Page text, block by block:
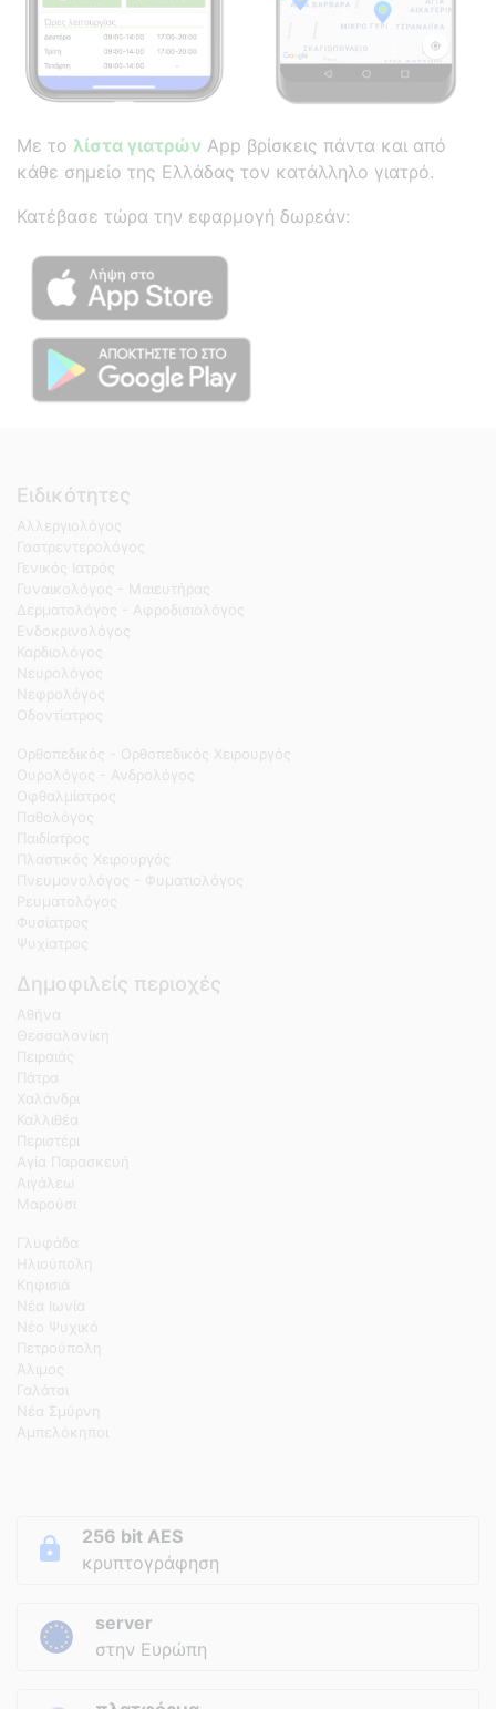
Με το λίστα γιατρών App βρίσκεις πάντα και από
κάθε σημείο της Ελλάδας τον κατάλληλο γιατρό.
Κατέβασε τώρα την εφαρμογή δωρεάν:
Ειδικότητες
Αλλεργιολόγος
Γαστρεντερολόγος
Γενικός Ιατρός
Γυναικολόγος - Μαιευτήρας
Δερματολόγος - Αφροδισιολόγος
Ενδοκρινολόγος
Καρδιολόγος
Νευρολόγος
Νεφρολόγος
Οδοντίατρος
Ορθοπεδικός - Ορθοπεδικός Χειρουργός
Ουρολόγος - Ανδρολόγος
Οφθαλμίατρος
Παθολόγος
Παιδίατρος
Πλαστικός Χειρουργός
Πνευμονολόγος - Φυματιολόγος
Ρευματολόγος
Φυσίατρος
Ψυχίατρος
Δημοφιλείς περιοχές
Αθήνα
Θεσσαλονίκη
Πειραιάς
Πάτρα
Χαλάνδρι
Καλλιθέα
Περιστέρι
Αγία Παρασκευή
Αιγάλεω
Μαρούσι
Γλυφάδα
Ηλιούπολη
Κηφισιά
Νέα Ιωνία
Νέο Ψυχικό
Πετρούπολη
Άλιμος
Γαλάτσι
Νέα Σμύρνη
Αμπελόκηποι
256 bit AES
κρυπτογράφηση
server
στην Ευρώπη